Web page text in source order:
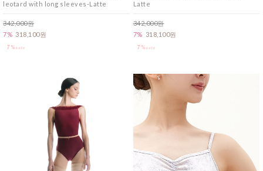
leotard with long sleeves-Latte
342,000원
7% 318,100원
Latte
342,000원
7% 318,100원